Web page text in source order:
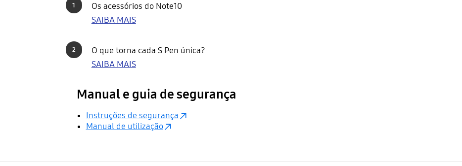
1
Os acessórios do Note10
SAIBA MAIS
2
O que torna cada S Pen única?
SAIBA MAIS
Manual e guia de segurança
Instruções de segurança
Manual de utilização